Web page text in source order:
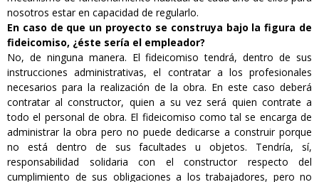
nosotros estar en capacidad de regularlo.
En caso de que un proyecto se construya bajo la figura de
fideicomiso, ¿éste sería el empleador?
No, de ninguna manera. El fideicomiso tendrá, dentro de sus
instrucciones administrativas, el contratar a los profesionales
necesarios para la realización de la obra. En este caso deberá
contratar al constructor, quien a su vez será quien contrate a
todo el personal de obra. El fideicomiso como tal se encarga de
administrar la obra pero no puede dedicarse a construir porque
no está dentro de sus facultades u objetos. Tendría, sí,
responsabilidad solidaria con el constructor respecto del
cumplimiento de sus obligaciones a los trabajadores, pero no